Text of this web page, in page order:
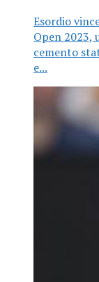
Esordio
Open 2023,
cemento
e...